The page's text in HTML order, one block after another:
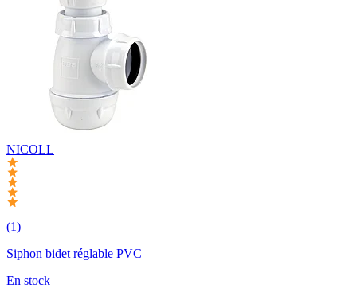
NICOLL
(1)
Siphon bidet réglable PVC
En stock